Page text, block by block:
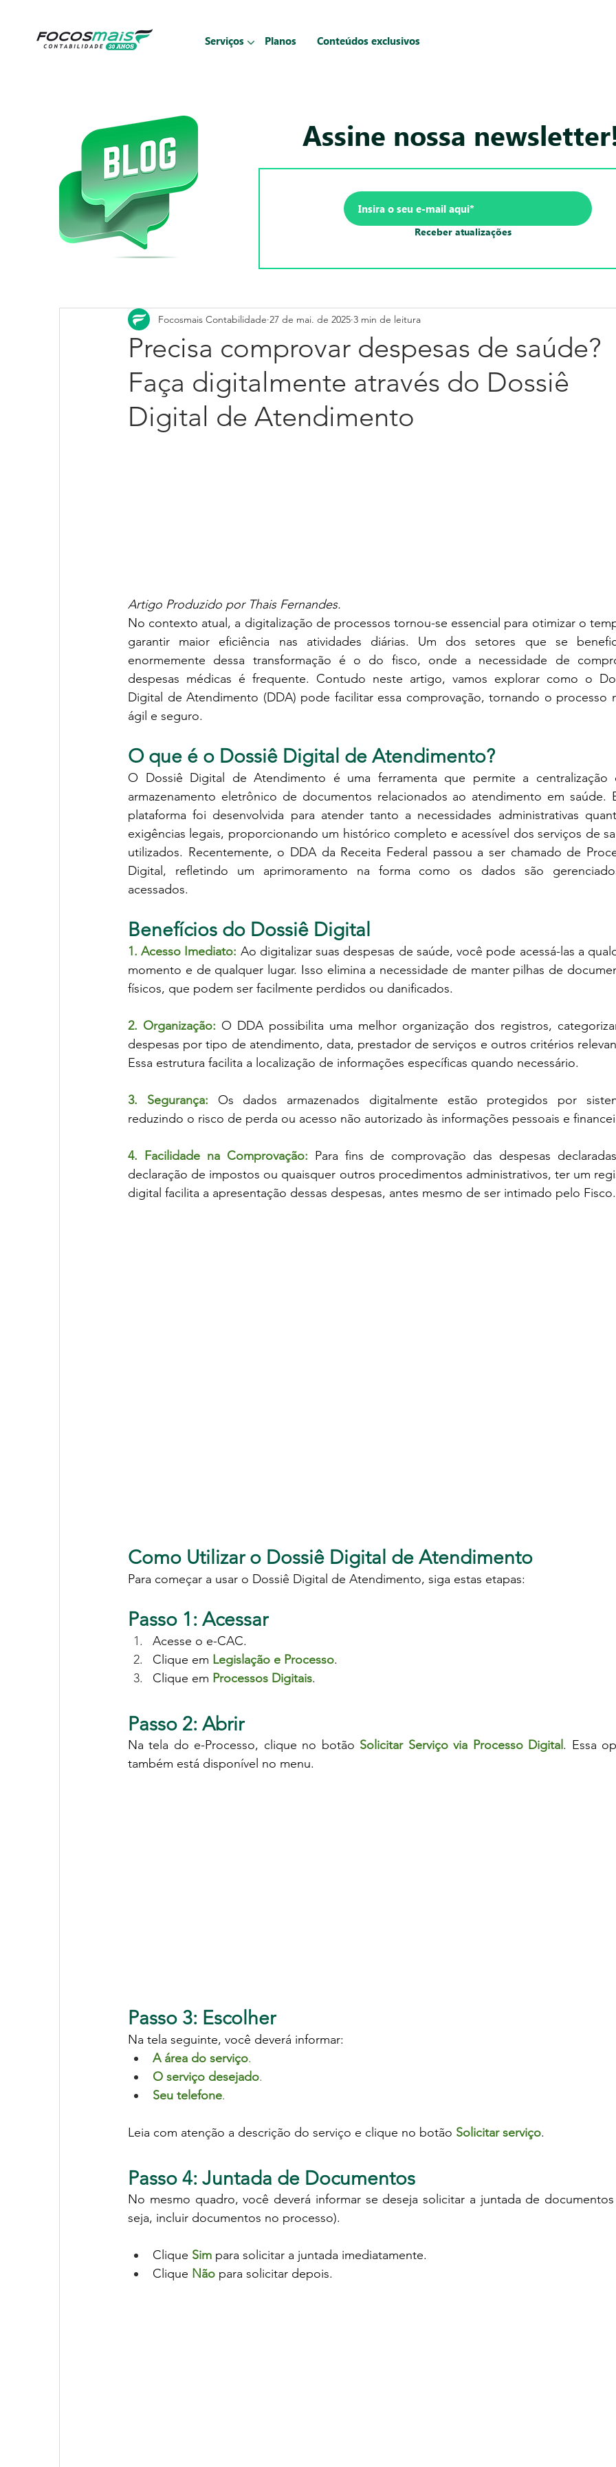
Serviços Planos Conteúdos exclusivos
Assine nossa
Receber atualizações
Precisa comprovar despesas de saúde?
Faça digitalmente através do Dossiê
Digital de Atendimento
Focosmais Contabilidade 27 de mai. de 2025 3 min de leitura
Artigo Produzido por Thais Fernandes.
No contexto atual, a digitalização de processos tornou-se essencial para otimizar o
garantir maior eficiência nas atividades diárias. Um dos setores que se
enormemente dessa transformação é o do fisco, onde a necessidade de
despesas médicas é frequente. Contudo neste artigo, vamos explorar como o
Digital de Atendimento (DDA) pode facilitar essa comprovação, tornando o processo
ágil e seguro.
O que é o Dossiê Digital de Atendimento?
O Dossiê Digital de Atendimento é uma ferramenta que permite a
armazenamento eletrônico de documentos relacionados ao atendimento em saúde.
plataforma foi desenvolvida para atender tanto a necessidades administrativas
exigências legais, proporcionando um histórico completo e acessível dos serviços de
utilizados. Recentemente, o DDA da Receita Federal passou a ser chamado de
Digital, refletindo um aprimoramento na forma como os dados são
acessados.
Benefícios do Dossiê Digital
1. Acesso Imediato: Ao digitalizar suas despesas de saúde, você pode acessá-las a
momento e de qualquer lugar. Isso elimina a necessidade de manter pilhas de
físicos, que podem ser facilmente perdidos ou danificados.
2. Organização: O DDA possibilita uma melhor organização dos registros,
despesas por tipo de atendimento, data, prestador de serviços e outros critérios
Essa estrutura facilita a localização de informações específicas quando necessário.
3. Segurança: Os dados armazenados digitalmente estão protegidos por
reduzindo o risco de perda ou acesso não autorizado às informações pessoais e
4. Facilidade na Comprovação: Para fins de comprovação das despesas
declaração de impostos ou quaisquer outros procedimentos administrativos, ter um
digital facilita a apresentação dessas despesas, antes mesmo de ser intimado pelo Fisco.
Como Utilizar o Dossiê Digital de Atendimento
Para começar a usar o Dossiê Digital de Atendimento, siga estas etapas:
Passo 1: Acessar
Acesse o e-CAC.
Clique em Legislação e Processo.
Clique em Processos Digitais.
Passo 2: Abrir
Na tela do e-Processo, clique no botão Solicitar Serviço via Processo Digital . Essa
também está disponível no menu.
Passo 3: Escolher
Na tela seguinte, você deverá informar:
A área do serviço.
O serviço desejado.
Seu telefone.
Leia com atenção a descrição do serviço e clique no botão Solicitar serviço.
Passo 4: Juntada de Documentos
No mesmo quadro, você deverá informar se deseja solicitar a juntada de
seja, incluir documentos no processo).
Clique Sim para solicitar a juntada imediatamente.
Clique Não para solicitar depois.